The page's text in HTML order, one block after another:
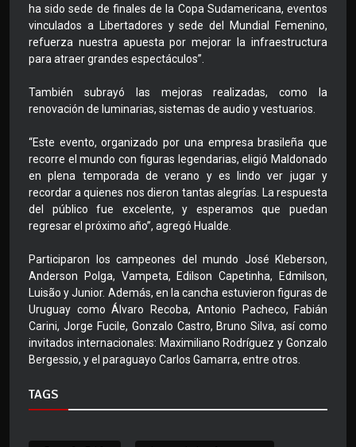
ha sido sede de finales de la Copa Sudamericana, eventos
vinculados a Libertadores y sede del Mundial Femenino,
refuerza nuestra apuesta por mejorar la infraestructura
para atraer grandes espectáculos”.
También subrayó las mejoras realizadas, como la
renovación de luminarias, sistemas de audio y vestuarios.
“Este evento, organizado por una empresa brasileña que
recorre el mundo con figuras legendarias, eligió Maldonado
en plena temporada de verano y es lindo ver jugar y
recordar a quienes nos dieron tantas alegrías. La respuesta
del público fue excelente, y esperamos que puedan
regresar el próximo año”, agregó Hualde.
Participaron los campeones del mundo José Kleberson,
Anderson Polga, Vampeta, Edilson Capetinha, Edmilson,
Luisão y Junior. Además, en la cancha estuvieron figuras de
Uruguay como Álvaro Recoba, Antonio Pacheco, Fabián
Carini, Jorge Fucile, Gonzalo Castro, Bruno Silva, así como
invitados internacionales: Maximiliano Rodríguez y Gonzalo
Bergessio, y el paraguayo Carlos Gamarra, entre otros.
TAGS